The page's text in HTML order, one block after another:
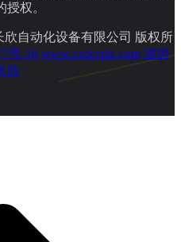
授权。
欣自动化设备有限公司 版权所
号-16 www.cxdcsplc.com 深圳
欣